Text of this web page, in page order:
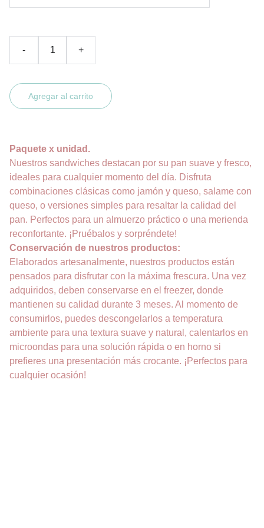
- +
Agregar al carrito
Paquete x unidad.
Nuestros sandwiches destacan por su pan suave y fresco,
ideales para cualquier momento del día. Disfruta
combinaciones clásicas como jamón y queso, salame con
queso, o versiones simples para resaltar la calidad del
pan. Perfectos para un almuerzo práctico o una merienda
reconfortante. ¡Pruébalos y sorpréndete!
Conservación de nuestros productos:
Elaborados artesanalmente, nuestros productos están
pensados para disfrutar con la máxima frescura. Una vez
adquiridos, deben conservarse en el freezer, donde
mantienen su calidad durante 3 meses. Al momento de
consumirlos, puedes descongelarlos a temperatura
ambiente para una textura suave y natural, calentarlos en
microondas para una solución rápida o en horno si
prefieres una presentación más crocante. ¡Perfectos para
cualquier ocasión!